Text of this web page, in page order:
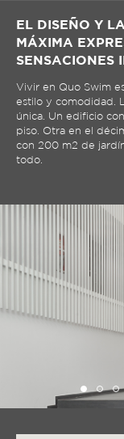
EL DISEÑO Y
MÁXIMA
SENSACIONES
Vivir en Quo Swim
estilo y comodidad.
única. Un edificio
piso. Otra en el
con 200 m2 de
todo.